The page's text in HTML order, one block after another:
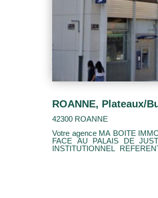
ROANNE, Plateaux/
42300 ROANNE
Votre agence MA BOITE
FACE AU PALAIS DE
INSTITUTIONNEL REFERENT, 1 PLATEAU